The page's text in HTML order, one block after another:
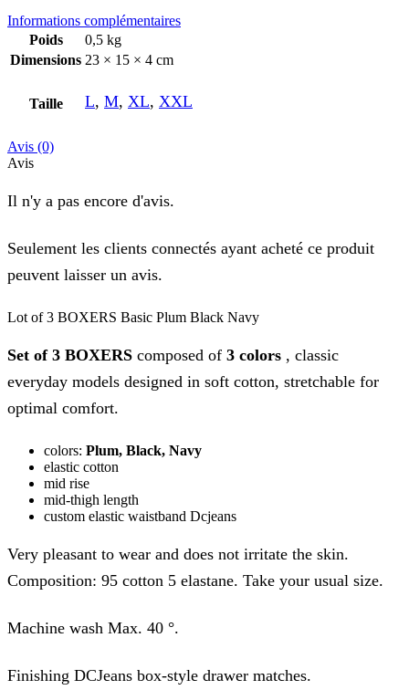
Informations complémentaires
Poids
0,5 kg
Dimensions 23 × 15 × 4 cm
Taille L, M, XL, XXL
Avis (0)
Avis
Il n'y a pas encore d'avis.
Seulement les clients connectés ayant acheté ce produit
peuvent laisser un avis.
Lot of 3 BOXERS Basic Plum Black Navy
Set of 3 BOXERS composed of 3 colors , classic
everyday models designed in soft cotton, stretchable for
optimal comfort.
colors: Plum, Black, Navy
elastic cotton
mid rise
mid-thigh length
custom elastic waistband Dcjeans
Very pleasant to wear and does not irritate the skin.
Composition: 95 cotton 5 elastane. Take your usual size.
Machine wash Max. 40 °.
Finishing DCJeans box-style drawer matches.